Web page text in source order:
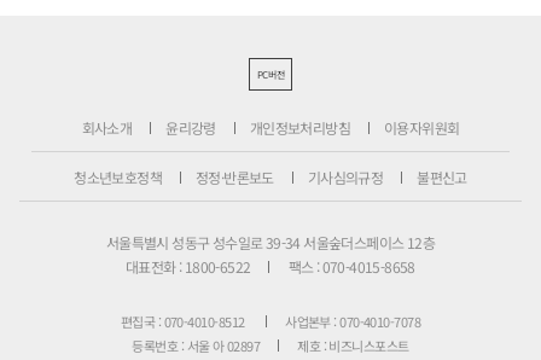
PC버전
회사소개 윤리강령 개인정보처리방침 이용자위원회
청소년보호정책 정정·반론보도 기사심의규정 불편신고
서울특별시 성동구 성수일로 39-34 서울숲더스페이스 12층
대표전화 : 1800-6522
팩스 : 070-4015-8658
편집국 : 070-4010-8512
사업본부 : 070-4010-7078
등록번호 : 서울 아 02897
제호 : 비즈니스포스트